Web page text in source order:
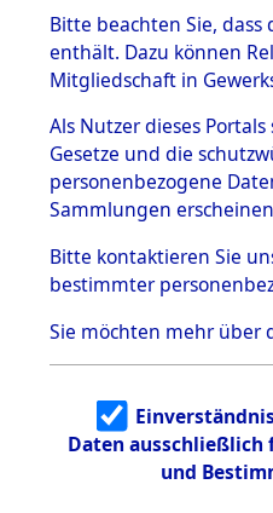
BESTÄNDE
1.
mente
5. Verschiedenes
5.3
Todesmärsche
5.3.1 Alliierte
Erhebungen
zu
Todesmärsch
en
5.3.2
Identifizierun
g
5.3.3
Todesmärsch
Bitte beachten Sie,
enthält. Dazu können
Mitgliedschaft in
Als Nutzer dieses
Gesetze und die
personenbezogene
Sammlungen
Bitte kontaktieren Sie
bestimmter
Sie möchten mehr über
Daten ausschließlich
und